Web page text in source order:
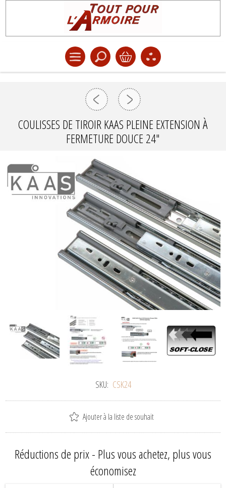
COULISSES DE TIROIR KAAS PLEINE EXTENSION À
FERMETURE DOUCE 24"
SKU: CSK24
Ajouter à la liste de souhait
Réductions de prix - Plus vous achetez, plus vous
économisez